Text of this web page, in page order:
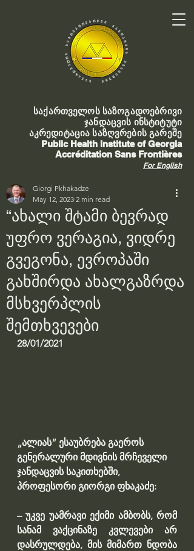
საქართველოს საზოგადოებრივი
ჯანდაცვის ინსტიტუტი
აკრედიტაცია საზღვრების გარეშე
Public Health Institute of Georgia
Accréditation Sans Frontières
For English
“ახალი შტამი ბევრად
უფრო ვერაგია, ვიდრე
გვეგონა, ევროპაში
გახშირდა ახალგაზრდა
მსხვერპლის
შემთხვევები
Giorgi Pkhakadze
May 12, 2023 2 min read
28/01/2021
„ალიას“ ესაუბრება გაეროს
გენერალური მდივნის მრჩეველი
ჯანდაცვის საკითხებში,
პროფესორი გიორგი ფხაკაძე:
– უკვე უამრავი ექიმი ამბობს, რომ
სანამ ვაქცინაზე კვლევები არ
დასრულდება, მის მიმართ ნდობა